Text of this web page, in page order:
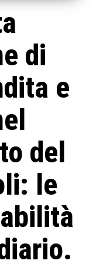
di
e
del
le